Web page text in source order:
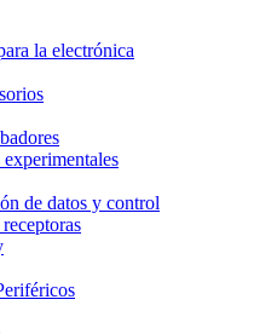
la electrónica
de datos y control